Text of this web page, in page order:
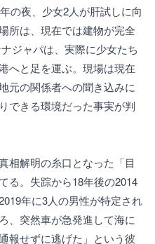
の夜、少女2人が肝試しに向
所は、現在では建物が完全
ジャパは、実際に少女たち
へと足を運ぶ。現場は現在
元の関係者への聞き込みに
できる環境だった事実が判
相解明の糸口となった「目
る。失踪から18年後の2014
年に3人の男性が特定され
、突然車が急発進して海に
報せずに逃げた」という彼